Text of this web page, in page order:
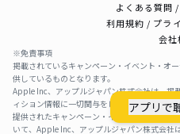
アプリで
よくある質問
利用規約 / プラ
会社
※免責事項
掲載されているキャンペーン・イベント・オ
供しているものとなります。
Apple Inc、アップルジャパン株式会社は、掲
ィション情報に一切関与をしておりません。
提供されたキャンペーン・イベント・オーデ
いて、Apple Inc、アップルジャパン株式会社